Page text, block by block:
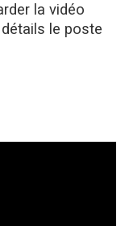
la vidéo
le poste